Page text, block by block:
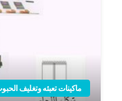
ماكينات تعبئه وتغليف